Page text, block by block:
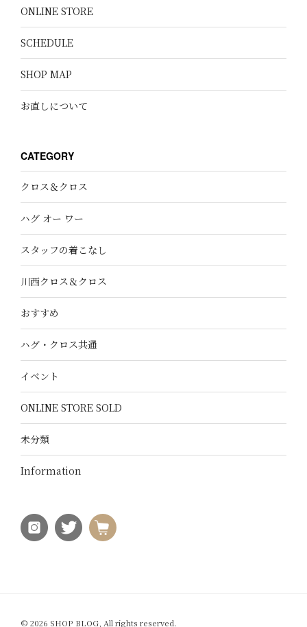
ONLINE STORE
SCHEDULE
SHOP MAP
お直しについて
CATEGORY
クロス＆クロス
ハグ オー ワー
スタッフの着こなし
川西クロス＆クロス
おすすめ
ハグ・クロス共通
イベント
ONLINE STORE SOLD
未分類
Information
© 2026 SHOP BLOG, All rights reserved.